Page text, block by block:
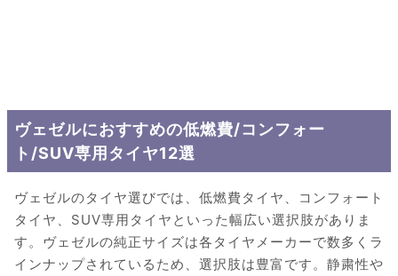
ヴェゼルにおすすめの低燃費/コンフォー
ト/SUV専用タイヤ12選
ヴェゼルのタイヤ選びでは、低燃費タイヤ、コンフォート
タイヤ、SUV専用タイヤといった幅広い選択肢がありま
す。ヴェゼルの純正サイズは各タイヤメーカーで数多くラ
インナップされているため、選択肢は豊富です。静粛性や